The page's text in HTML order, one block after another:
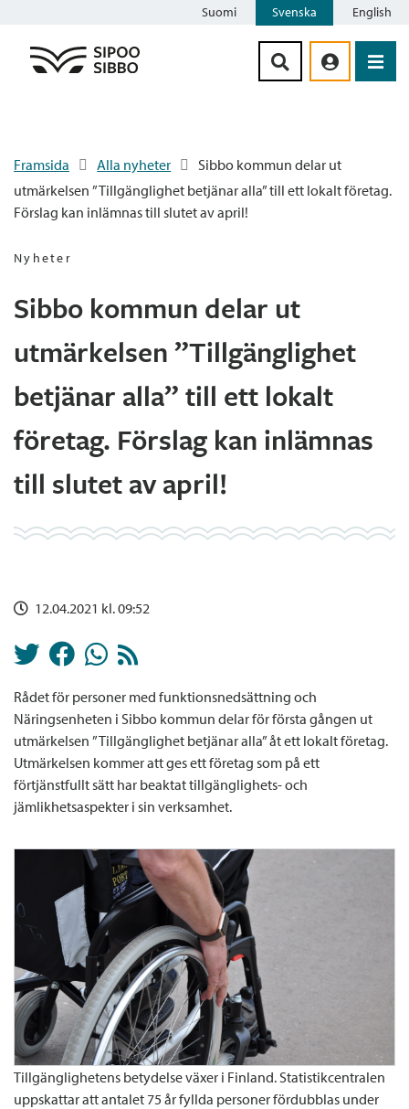
Suomi Svenska English
Framsida Alla nyheter
Sibbo kommun delar ut
utmärkelsen ”Tillgänglighet betjänar alla” till ett lokalt företag.
Förslag kan inlämnas till slutet av april!
Nyheter
Sibbo kommun delar ut
utmärkelsen ”Tillgänglighet
betjänar alla” till ett lokalt
företag. Förslag kan inlämnas
till slutet av april!
12.04.2021 kl. 09:52
Rådet för personer med funktionsnedsättning och
Näringsenheten i Sibbo kommun delar för första gången ut
utmärkelsen ”Tillgänglighet betjänar alla” åt ett lokalt företag.
Utmärkelsen kommer att ges ett företag som på ett
förtjänstfullt sätt har beaktat tillgänglighets- och
jämlikhetsaspekter i sin verksamhet.
Tillgänglighetens betydelse växer i Finland. Statistikcentralen
uppskattar att antalet 75 år fyllda personer fördubblas under